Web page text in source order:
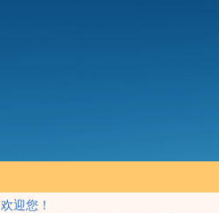
欢迎您！